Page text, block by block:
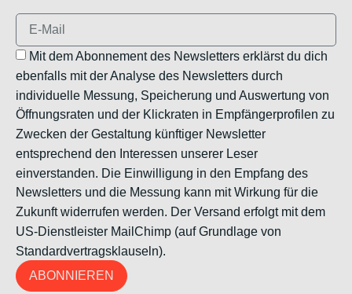
Mit dem Abonnement des Newsletters erklärst du dich
ebenfalls mit der Analyse des Newsletters durch
individuelle Messung, Speicherung und Auswertung von
Öffnungsraten und der Klickraten in Empfängerprofilen zu
Zwecken der Gestaltung künftiger Newsletter
entsprechend den Interessen unserer Leser
einverstanden. Die Einwilligung in den Empfang des
Newsletters und die Messung kann mit Wirkung für die
Zukunft widerrufen werden. Der Versand erfolgt mit dem
US-Dienstleister MailChimp (auf Grundlage von
Standardvertragsklauseln).
ABONNIEREN